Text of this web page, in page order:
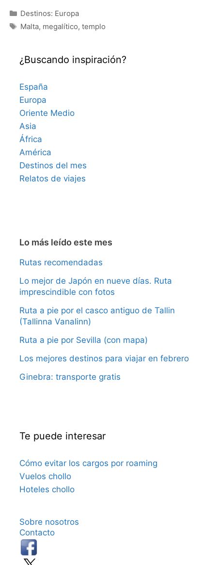
Categorías
Destinos: Europa
Etiquetas
Malta, megalítico, templo
¿Buscando inspiración?
España
Europa
Oriente Medio
Asia
África
América
Destinos del mes
Relatos de viajes
Lo más leído este mes
Rutas recomendadas
Lo mejor de Japón en nueve días. Ruta
imprescindible con fotos
Ruta a pie por el casco antiguo de Tallin
(Tallinna Vanalinn)
Ruta a pie por Sevilla (con mapa)
Los mejores destinos para viajar en febrero
Ginebra: transporte gratis
Te puede interesar
Cómo evitar los cargos por roaming
Vuelos chollo
Hoteles chollo
Sobre nosotros
Contacto